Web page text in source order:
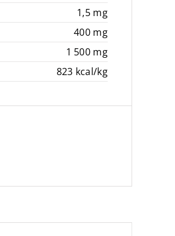
1,5 mg
400 mg
1 500 mg
823 kcal/kg